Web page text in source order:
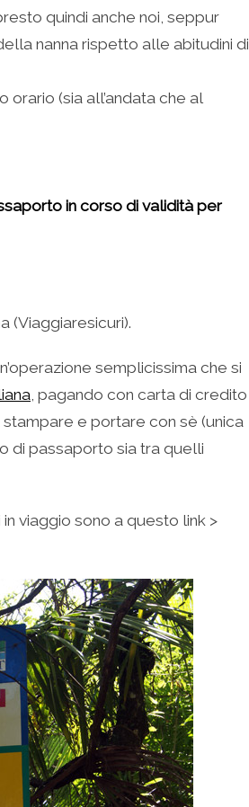
quindi anche noi, seppur
nanna rispetto alle abitudini di
(sia all’andata che al
in corso di validità per
(Viaggiaresicuri).
semplicissima che si
, pagando con carta di credito
e portare con sè (unica
di passaporto sia tra quelli
viaggio sono a questo link >